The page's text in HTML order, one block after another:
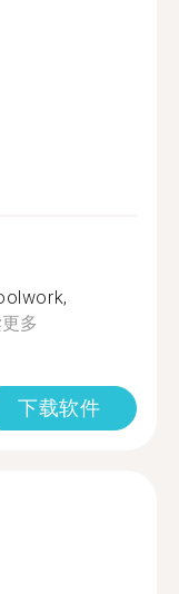
多
下载软件